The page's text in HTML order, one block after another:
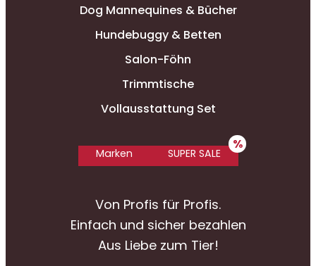
Dog Mannequines & Bücher
Hundebuggy & Betten
Salon-Föhn
Trimmtische
Vollausstattung Set
Marken SUPER SALE
Von Profis für Profis.
Einfach und sicher bezahlen
Aus Liebe zum Tier!